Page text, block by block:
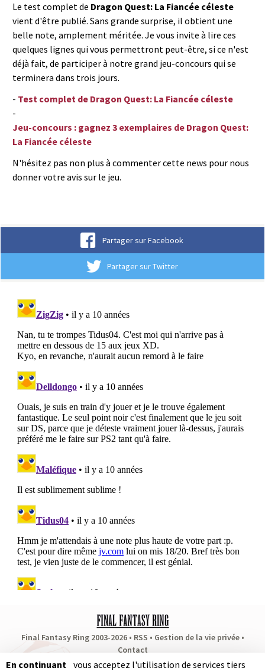
Le test complet de Dragon Quest: La Fiancée céleste
vient d'être publié. Sans grande surprise, il obtient une
belle note, amplement méritée. Je vous invite à lire ces
quelques lignes qui vous permettront peut-être, si ce n'est
déjà fait, de participer à notre grand jeu-concours qui se
terminera dans trois jours.
- Test complet de Dragon Quest: La Fiancée céleste
-
Jeu-concours : gagnez 3 exemplaires de Dragon Quest:
La Fiancée céleste
N'hésitez pas non plus à commenter cette news pour nous
donner votre avis sur le jeu.
Partager sur Facebook
Partager sur Twitter
Final Fantasy Ring 2003-2026 • RSS • Gestion de la vie privée•
Contact
Partenaires
RPG Soluce•Dragon Quest Fan •Puissance Zelda
En continuant vous acceptez l'utilisation de services tiers